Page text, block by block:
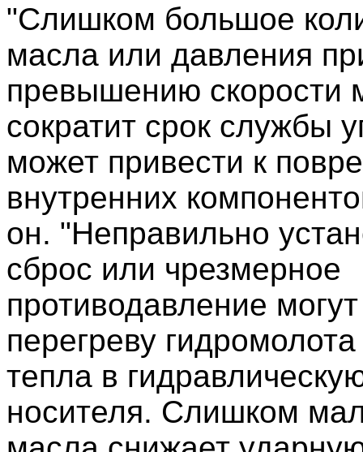
"Слишком большое
масла или давления
превышению скорости
сократит срок службы
может привести к
внутренних
он. "Неправильно
сброс или чрезмерное
противодавление
перегреву
тепла в
носителя. Слишком